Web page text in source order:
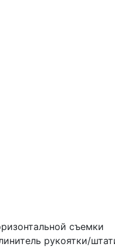
съемки
рукоятки/